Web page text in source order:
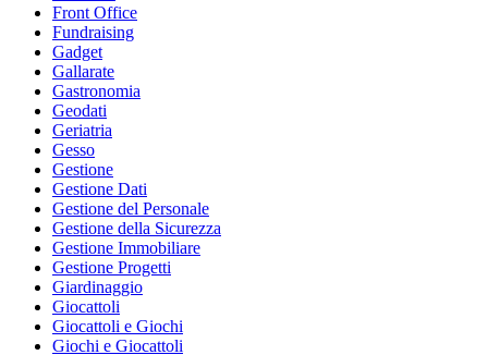
Front Office
Fundraising
Gadget
Gallarate
Gastronomia
Geodati
Geriatria
Gesso
Gestione
Gestione Dati
Gestione del Personale
Gestione della Sicurezza
Gestione Immobiliare
Gestione Progetti
Giardinaggio
Giocattoli
Giocattoli e Giochi
Giochi e Giocattoli